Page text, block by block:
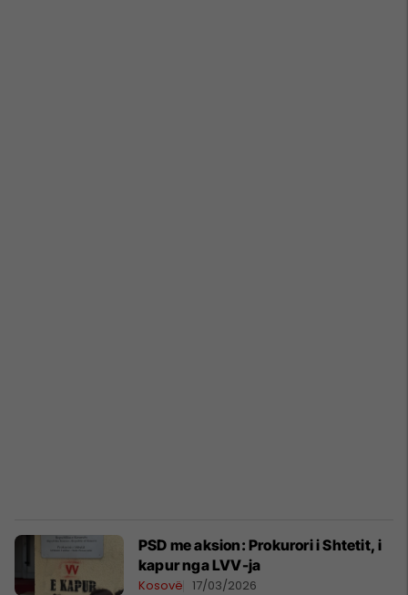
​PSD me aksion: Prokurori i Shtetit, i
kapur nga LVV-ja
Kosovë 17/03/2026